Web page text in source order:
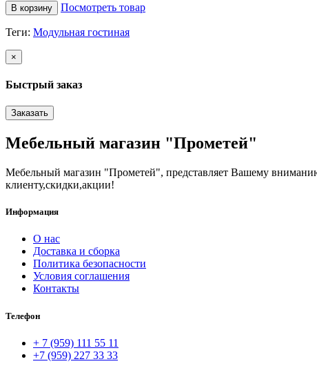
В корзину Посмотреть товар
Теги: Модульная гостиная
×
Быстрый заказ
Заказать
Мебельный магазин "Прометей"
Мебельный магазин "Прометей", представляет Вашему
клиенту,скидки,акции!
Информация
О нас
Доставка и сборка
Политика безопасности
Условия соглашения
Контакты
Телефон
+ 7 (959) 111 55 11
+7 (959) 227 33 33